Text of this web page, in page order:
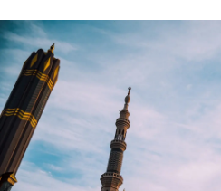
Gestion des freelances
Intégrez et gérez vos
Sous-traitez les opérations
INFRASTRUCTURE
Comparer Remote
Examinez notre service par
CROISSANCE
Start-ups
Des solutions agiles et
paie des entreprises en
pays
Calculateur de
Découvrez les devises
paiement pour vos
APPRENDRE AVEC REMOTE
Nederlands
Français
Deutsch
Español